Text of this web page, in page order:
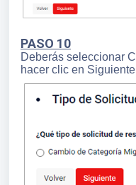
PASO 10
Deberás seleccionar
hacer clic en